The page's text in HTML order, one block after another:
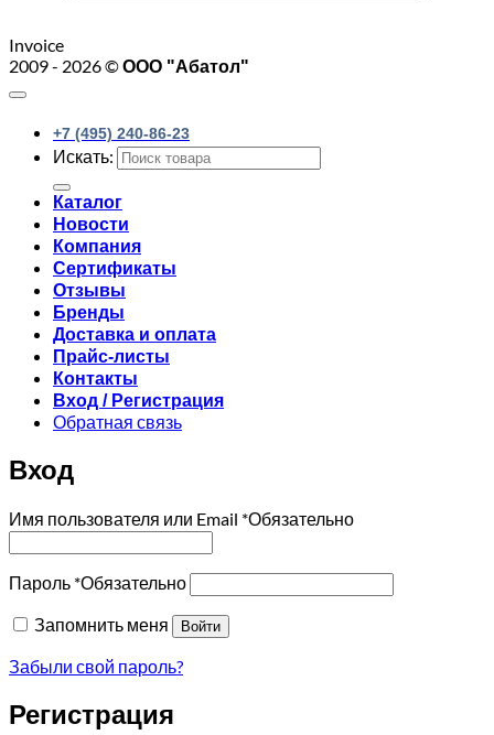
Invoice
2009 - 2026 ©ООО "Абатол"
+7 (495) 240-86-23
Искать:
Каталог
Новости
Компания
Сертификаты
Отзывы
Бренды
Доставка и оплата
Прайс-листы
Контакты
Вход / Регистрация
Обратная связь
Вход
Имя пользователя или Email *Обязательно
Пароль *Обязательно
Запомнить меня
Войти
Забыли свой пароль?
Регистрация